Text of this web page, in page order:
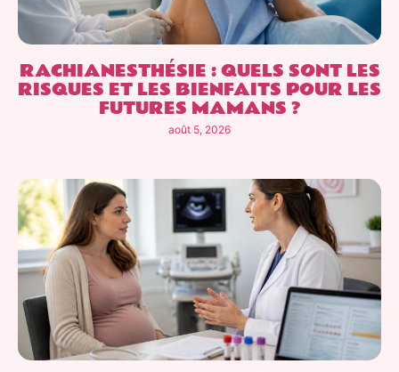
RACHIANESTHÉSIE : QUELS SONT LES
RISQUES ET LES BIENFAITS POUR LES
FUTURES MAMANS ?
août 5, 2026